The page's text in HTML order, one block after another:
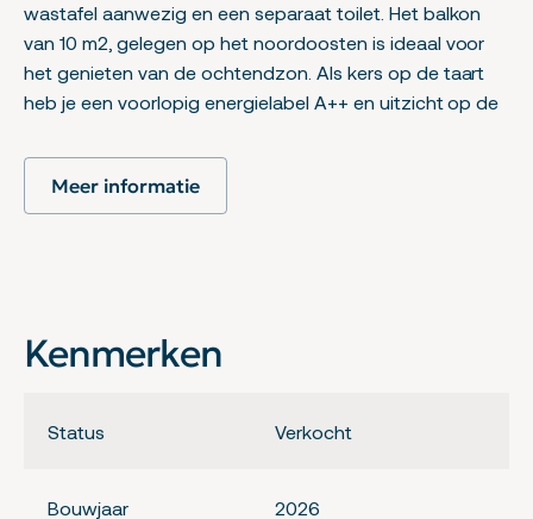
wastafel aanwezig en een separaat toilet. Het balkon
van 10 m2, gelegen op het noordoosten is ideaal voor
het genieten van de ochtendzon. Als kers op de taart
heb je een voorlopig energielabel A++ en uitzicht op de
definitief ontworpen en gerealiseerd wordt.
Extra kenmerken
– Warmtepomp zorgt i.c.m. vloerverwarming voor zowel
badkameropstelling zoals vermeld in de brochure van
Meer informatie
Kenmerken
Status Verkocht
Bouwjaar 2026